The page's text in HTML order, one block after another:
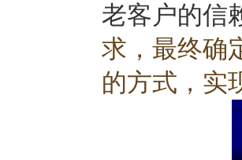
老客户的信
求，最终确
的方式，实